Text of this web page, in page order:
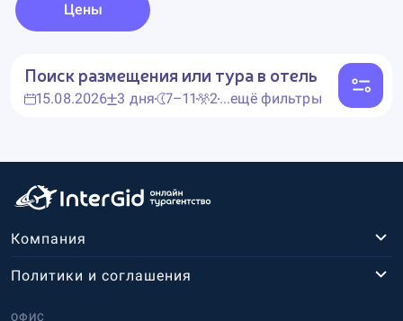
Цены
Поиск размещения или тура в отель
15.08.2026 3 дня 7–11 2...ещё фильтры
Компания
ОФИС
Политики и соглашения